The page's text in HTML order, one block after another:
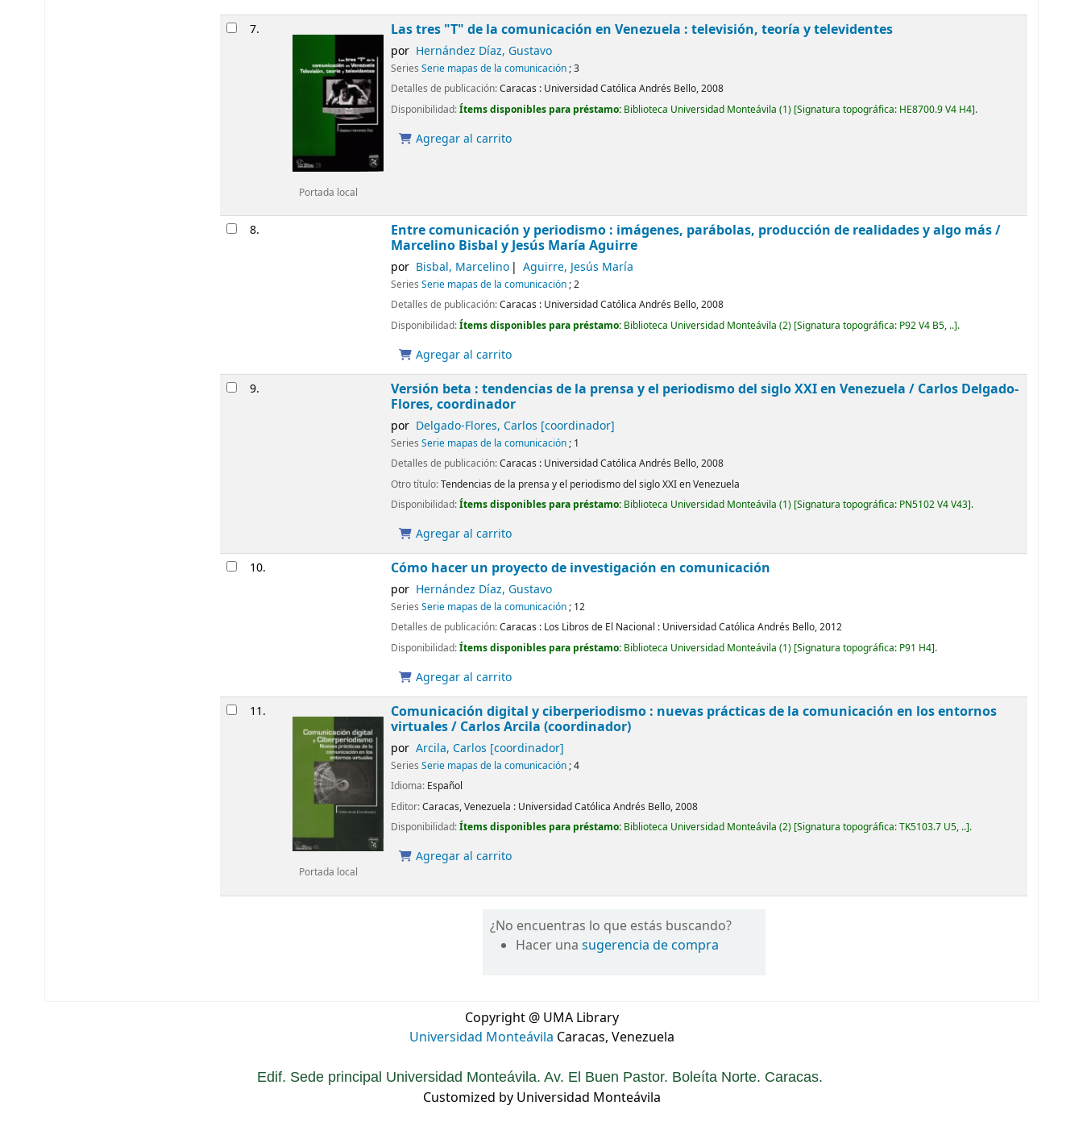
7.
Portada local
Las tres "T" de la comunicación en Venezuela : televisión, teoría y televidentes
por Hernández Díaz, Gustavo
SeriesSerie mapas de la comunicación; 3
Detalles de publicación:Caracas : Universidad Católica Andrés Bello,2008
Disponibilidad:Ítems disponibles para préstamo: Biblioteca Universidad Monteávila (1) Signatura topográfica: HE8700.9 V4 H4 .
Agregar al carrito
8.
Entre comunicación y periodismo : imágenes, parábolas, producción de realidades y algo más /
Marcelino Bisbal y Jesús María Aguirre
por Bisbal, Marcelino Aguirre, Jesús María
SeriesSerie mapas de la comunicación; 2
Detalles de publicación:Caracas : Universidad Católica Andrés Bello,2008
Disponibilidad:Ítems disponibles para préstamo: Biblioteca Universidad Monteávila (2) Signatura topográfica: P92 V4 B5, .. .
Agregar al carrito
9. Versión beta : tendencias de la prensa y el periodismo del siglo XXI en Venezuela / Carlos Delgado-
Flores, coordinador
por Delgado-Flores, Carlos [coordinador]
SeriesSerie mapas de la comunicación; 1
Detalles de publicación:Caracas : Universidad Católica Andrés Bello,2008
Otro título:Tendencias de la prensa y el periodismo del siglo XXI en Venezuela
Disponibilidad:Ítems disponibles para préstamo: Biblioteca Universidad Monteávila (1) Signatura topográfica: PN5102 V4 V43 .
Agregar al carrito
10. Cómo hacer un proyecto de investigación en comunicación
por Hernández Díaz, Gustavo
SeriesSerie mapas de la comunicación; 12
Detalles de publicación:Caracas : Los Libros de El Nacional : Universidad Católica Andrés Bello,2012
Disponibilidad:Ítems disponibles para préstamo: Biblioteca Universidad Monteávila (1) Signatura topográfica: P91 H4 .
Agregar al carrito
11.
Portada local
Comunicación digital y ciberperiodismo : nuevas prácticas de la comunicación en los entornos
virtuales/ Carlos Arcila (coordinador)
por Arcila, Carlos [coordinador]
SeriesSerie mapas de la comunicación; 4
Idioma: Español
Editor:Caracas, Venezuela : Universidad Católica Andrés Bello,2008
Disponibilidad:Ítems disponibles para préstamo: Biblioteca Universidad Monteávila (2) Signatura topográfica:TK5103.7 U5, .. .
Agregar al carrito
¿No encuentras lo que estás buscando?
Hacer unasugerencia de compra
Copyright @ UMA Library
Universidad Monteávila Caracas, Venezuela
Edif. Sede principal Universidad Monteávila. Av. El Buen Pastor. Boleíta Norte. Caracas.
Customized by Universidad Monteávila